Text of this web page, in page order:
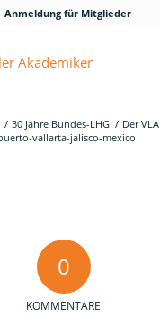
Anmeldung für Mitglieder
/ 30 Jahre Bundes-LHG / Der VLA
vallarta-jalisco-mexico
0
KOMMENTARE